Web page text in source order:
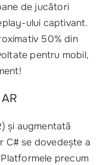
de jucători
ului captivant.
50% din
pentru mobil,
și augmentată
C# se dovedește a
precum